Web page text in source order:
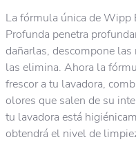
La fórmula única de Wipp
Profunda penetra
dañarlas, descompone
las elimina. Ahora la
frescor a tu lavadora,
olores que salen de su
tu lavadora está
obtendrá el nivel de